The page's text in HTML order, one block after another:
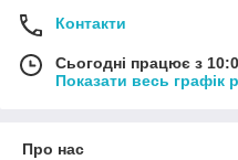
Контакти
Сьогодні працює з
Показати весь графік
Про нас